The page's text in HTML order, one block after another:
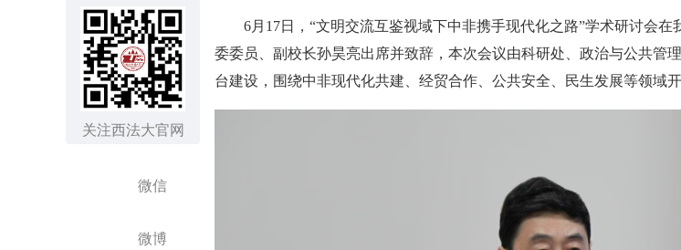
关注西法大官网
微信
微博
6月17日，“文明交流互鉴视域下中非携手现代化之路”学术研讨会在
委委员、副校长孙昊亮出席并致辞，本次会议由科研处、政治与公共管
台建设，围绕中非现代化共建、经贸合作、公共安全、民生发展等领域开